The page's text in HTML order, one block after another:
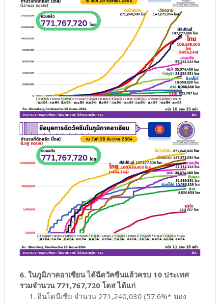
6. ในภูมิภาคอาเซียน ได้ฉีดวัคซีนแล้วครบ 10 ประเทศ
รวมจำนวน 771,767,720 โดส ได้แก่
1. อินโดนีเซีย จำนวน 271,240,030 (57.6%* ของ